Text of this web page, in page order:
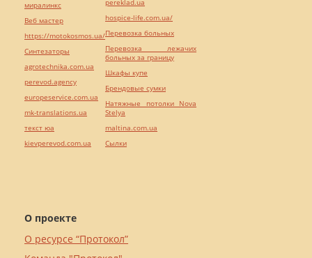
О проекте
О ресурсе “Протокол”
миралинкс
Веб мастер
https://motokosmos.ua/
Синтезаторы
agrotechnika.com.ua
perevod.agency
europeservice.com.ua
mk-translations.ua
текст юа
kievperevod.com.ua
pereklad.ua
hospice-life.com.ua/
Перевозка больных
Перевозка лежачих
больных за границу
Шкафы купе
Брендовые сумки
Натяжные потолки Nova
Stelya
maltina.com.ua
Cылки